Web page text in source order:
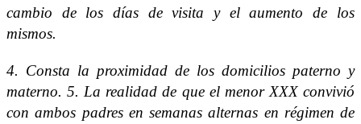
cambio de los días de visita y el aumento de los
mismos.
4. Consta la proximidad de los domicilios paterno y
materno. 5. La realidad de que el menor XXX convivió
con ambos padres en semanas alternas en régimen de